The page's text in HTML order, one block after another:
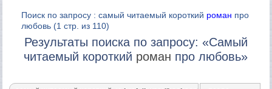
Поиск по запросу : самый читаемый короткий роман про
любовь (1 стр. из 110)
Результаты поиска по запросу: «Самый
читаемый короткий роман про любовь»